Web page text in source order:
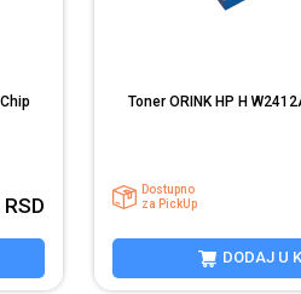
RSD
Toner ORINK HP H
Dostupno
za PickUp
DODAJ U